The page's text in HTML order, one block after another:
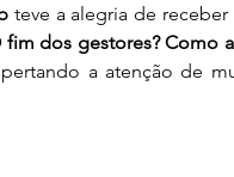
teve a alegria de
fim dos gestores? Como
a atenção de